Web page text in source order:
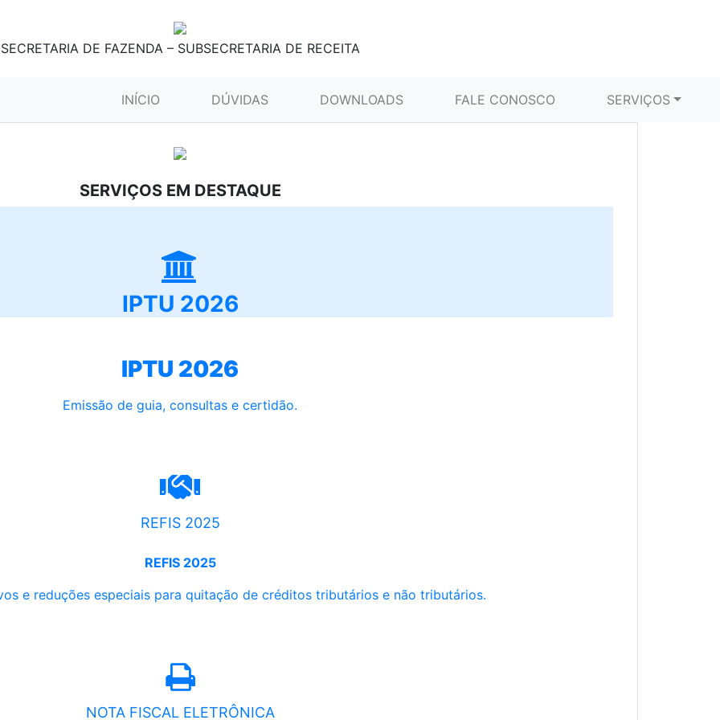
SECRETARIA DE FAZENDA – SUBSECRETARIA DE RECEITA
INÍCIO (CURRENT)DÚVIDAS DOWNLOADS FALE CONOSCO SERVIÇOS
SERVIÇOS EM DESTAQUE
IPTU 2026
IPTU 2026
Emissão de guia, consultas e certidão.
REFIS 2025
REFIS 2025
e reduções especiais para quitação de créditos tributários e não tributários.
NOTA FISCAL ELETRÔNICA